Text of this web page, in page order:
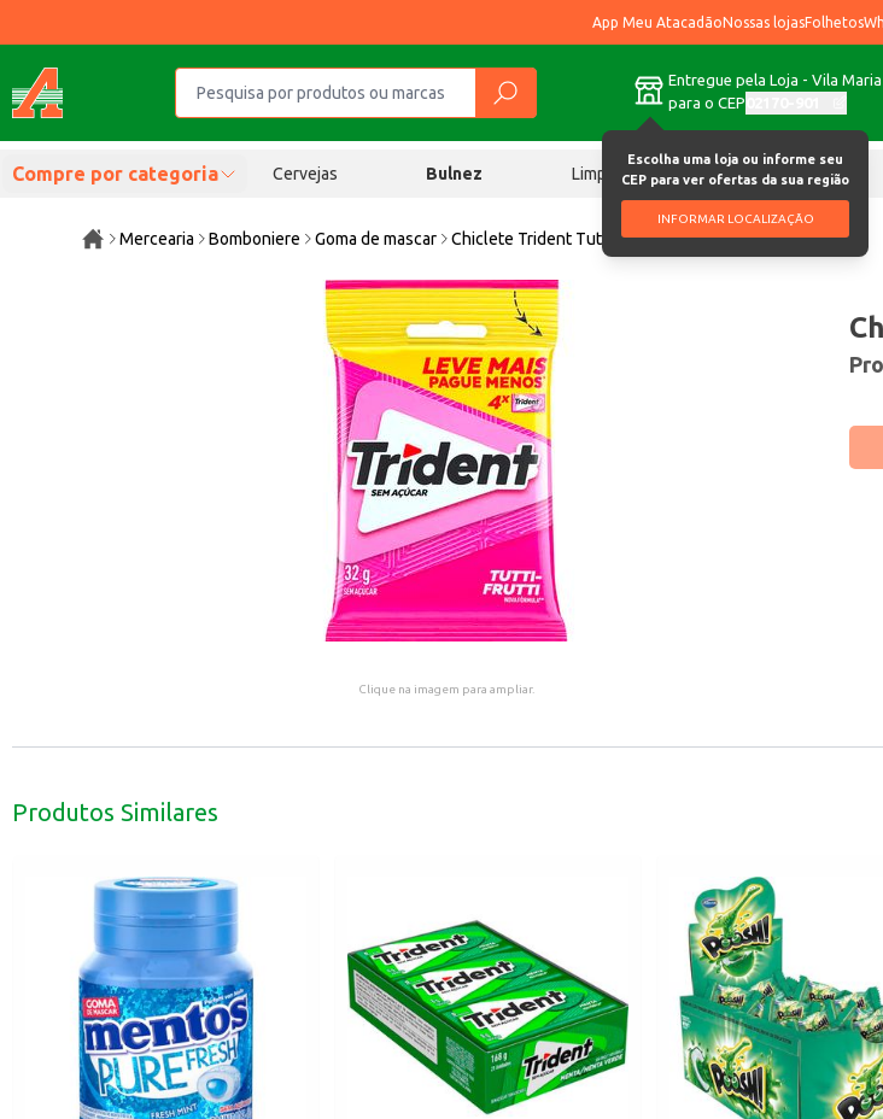
App Meu AtacadãoNossas lojasFolhetos
Entregue pela Loja - Vila Maria
para o CEP
Escolha uma loja ou informe seu
CEP para ver ofertas da sua região
INFORMAR LOCALIZAÇÃO
Compre por categoria Cervejas Bulnez Limpeza Chocolates
Mercearia Bomboniere Goma de mascar Chiclete Trident Tutti Frutti 4 un
Clique na imagem para ampliar.
Produtos Similares